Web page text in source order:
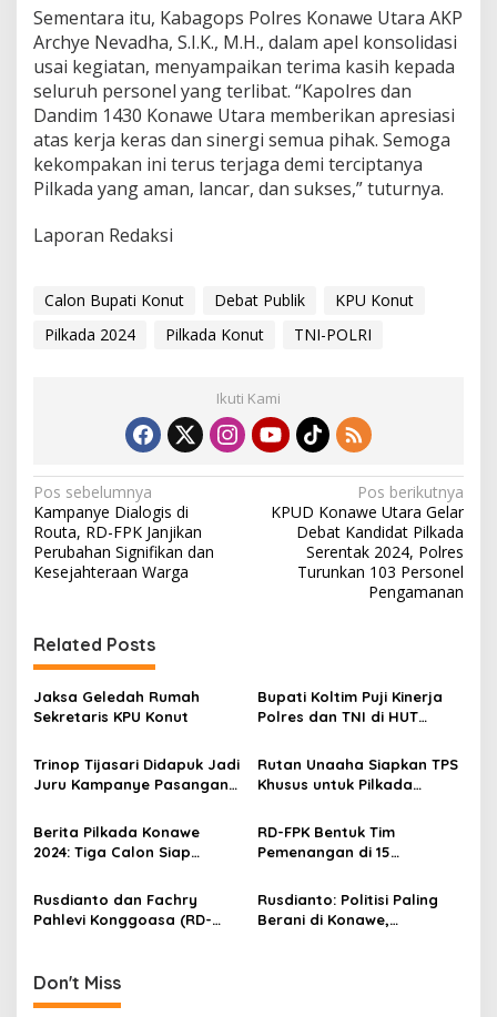
Sementara itu, Kabagops Polres Konawe Utara AKP
Archye Nevadha, S.I.K., M.H., dalam apel konsolidasi
usai kegiatan, menyampaikan terima kasih kepada
seluruh personel yang terlibat. “Kapolres dan
Dandim 1430 Konawe Utara memberikan apresiasi
atas kerja keras dan sinergi semua pihak. Semoga
kekompakan ini terus terjaga demi terciptanya
Pilkada yang aman, lancar, dan sukses,” tuturnya.
Laporan Redaksi
Calon Bupati Konut Debat Publik
KPU Konut
Pilkada 2024
Pilkada Konut TNI-POLRI
Ikuti Kami
N
a
v
i
a
s
i
o
Pos sebelumnya
Kampanye Dialogis di
Routa, RD-FPK Janjikan
Perubahan Signifikan dan
Kesejahteraan Warga
Pos berikutnya
KPUD Konawe Utara Gelar
Debat Kandidat Pilkada
Serentak 2024, Polres
Turunkan 103 Personel
Pengamanan
Related Posts
Jaksa Geledah Rumah
Sekretaris KPU Konut
Bupati Koltim Puji Kinerja
Polres dan TNI di HUT
Trinop Tijasari Didapuk Jadi
Juru Kampanye Pasangan
Sampara dan Morosi
Rutan Unaaha Siapkan TPS
Khusus untuk Pilkada
Berita Pilkada Konawe
2024: Tiga Calon Siap
Sorotan
RD-FPK Bentuk Tim
Pemenangan di 15
Rusdianto dan Fachry
Pahlevi Konggoasa (RD-
Rusdianto: Politisi Paling
Berani di Konawe,
Don't Miss